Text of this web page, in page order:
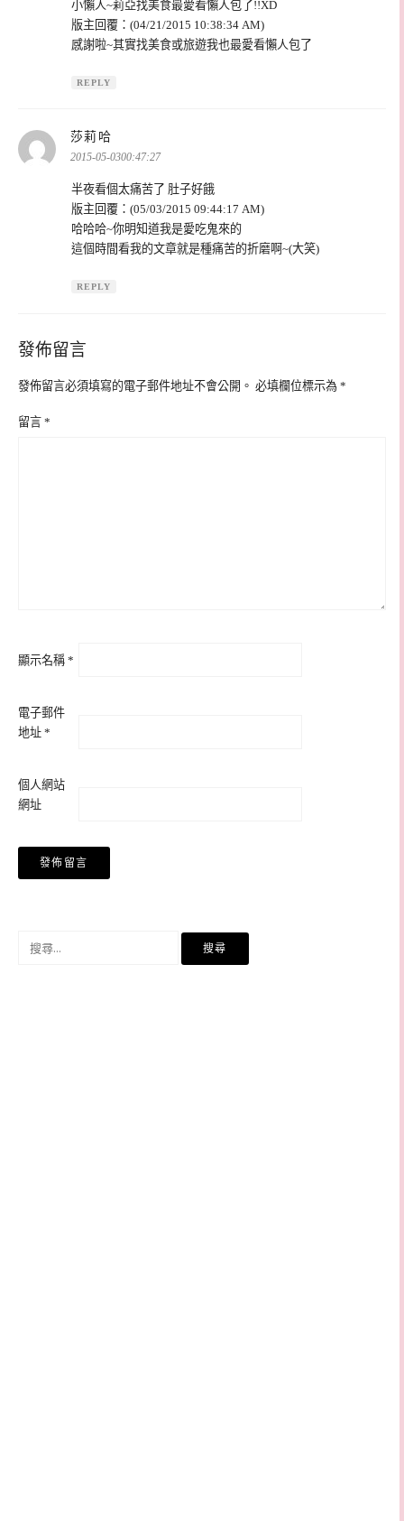
小懶人~莉亞找美食最愛看懶人包了!!XD
版主回覆：(04/21/2015 10:38:34 AM)
感謝啦~其實找美食或旅遊我也最愛看懶人包了
REPLY
莎莉哈
示:
2015-05-0300:47:27
半夜看個太痛苦了 肚子好餓
版主回覆：(05/03/2015 09:44:17 AM)
哈哈哈~你明知道我是愛吃鬼來的
這個時間看我的文章就是種痛苦的折磨啊~(大笑)
REPLY
發佈留言
發佈留言必須填寫的電子郵件地址不會公開。 必填欄位標示為 *
留言 *
顯示名稱 *
電子郵件
地址 *
個人網站
網址